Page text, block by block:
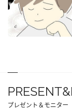
プレゼント＆モニター